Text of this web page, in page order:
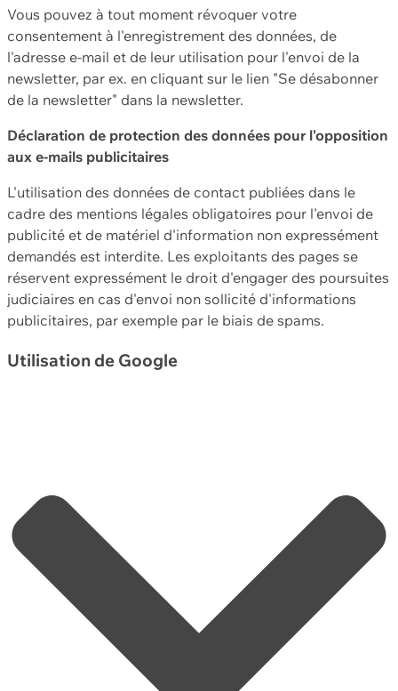
Vous pouvez à tout moment révoquer votre
consentement à l'enregistrement des données, de
l'adresse e-mail et de leur utilisation pour l'envoi de la
newsletter, par ex. en cliquant sur le lien "Se désabonner
de la newsletter" dans la newsletter.
Déclaration de protection des données pour l'opposition
aux e-mails publicitaires
L'utilisation des données de contact publiées dans le
cadre des mentions légales obligatoires pour l'envoi de
publicité et de matériel d'information non expressément
demandés est interdite. Les exploitants des pages se
réservent expressément le droit d'engager des poursuites
judiciaires en cas d'envoi non sollicité d'informations
publicitaires, par exemple par le biais de spams.
Utilisation de Google